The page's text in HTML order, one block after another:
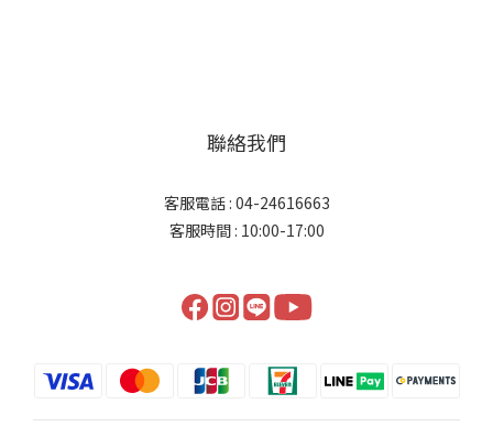
聯絡我們
客服電話 : 04-24616663
客服時間 : 10:00-17:00